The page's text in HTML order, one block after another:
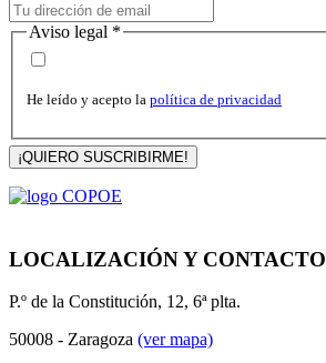
Aviso legal *
He leído y acepto la política de privacidad
¡QUIERO SUSCRIBIRME!
LOCALIZACIÓN Y CONTACTO
P.º de la Constitución, 12, 6ª plta.
50008 - Zaragoza (ver mapa)